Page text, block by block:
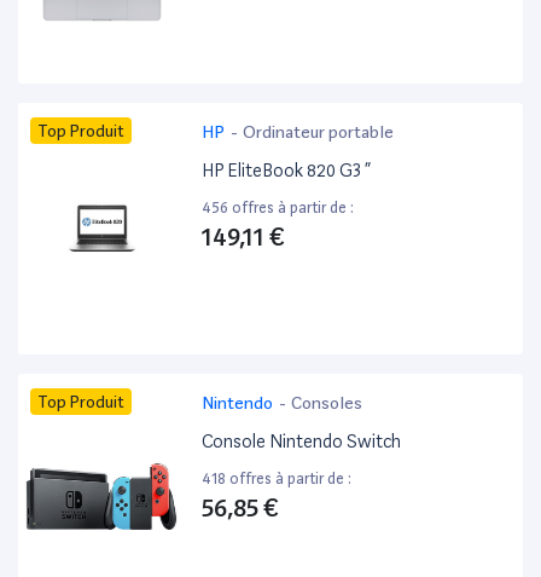
Top Produit HP - Ordinateur portable
HP EliteBook 820 G3 ”
456 offres à partir de :
149,11 €
Top Produit Nintendo - Consoles
Console Nintendo Switch
418 offres à partir de :
56,85 €